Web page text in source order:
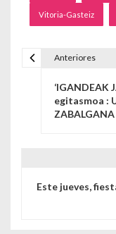
Vitoria-Gasteiz
Anteriores
‘IGANDEAK
egitasmoa :
Este jueves,